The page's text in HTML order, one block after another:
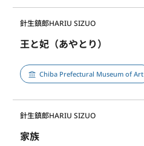
王と妃（あやとり）
針生鎮郎HARIU SIZUO
Chiba Prefectural Museum of Art
家族
針生鎮郎HARIU SIZUO